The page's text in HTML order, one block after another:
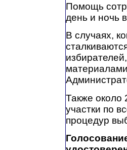
Помощь
день и ночь
В случаях,
Также около
участки по
процедур